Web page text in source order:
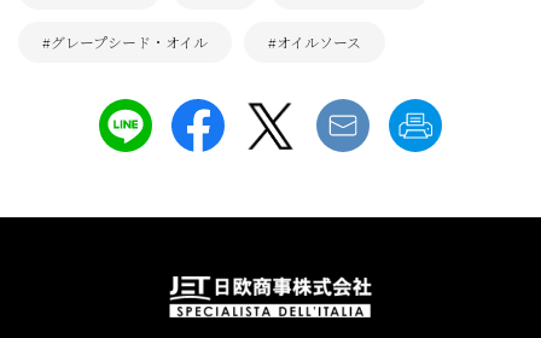
#グレープシード・オイル #オイルソース